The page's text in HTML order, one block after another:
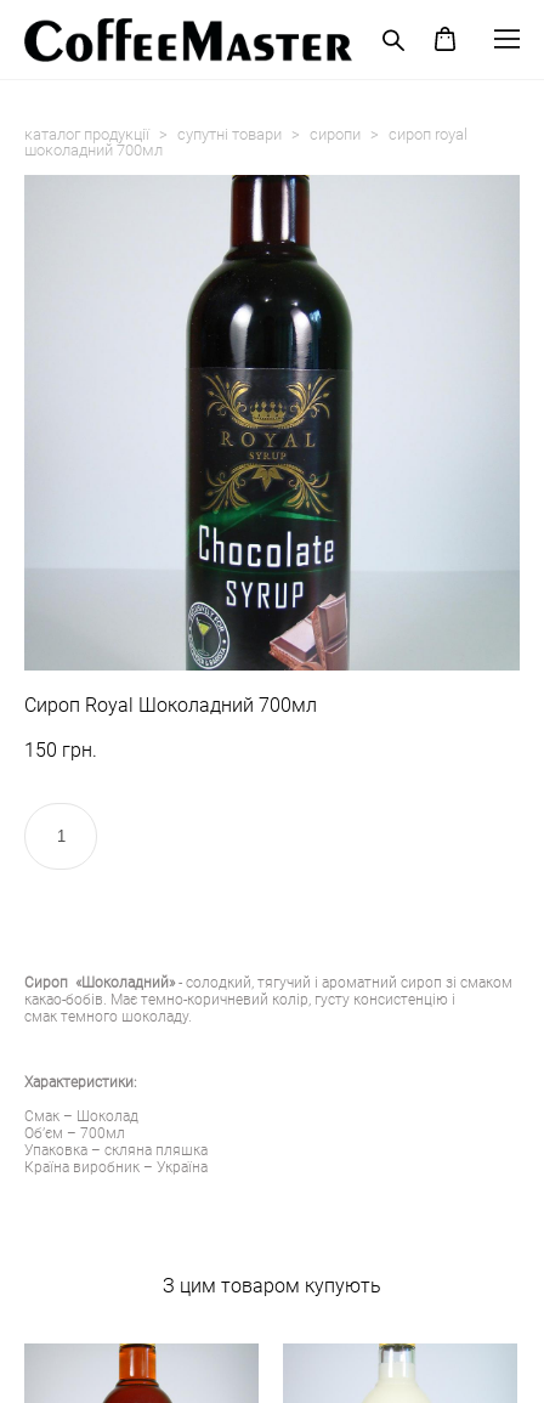
каталог продукції > супутні товари > cиропи > сироп royal
шоколадний 700мл
Сироп Royal Шоколадний 700мл
150 грн.
Сироп «Шоколадний»- солодкий, тягучий і ароматний сироп зі смаком
какао-бобів. Має темно-коричневий колір, густу консистенцію і
смак темного шоколаду.
Характеристики:
Смак – Шоколад
Об’єм – 700мл
Упаковка – скляна пляшка
Країна виробник – Україна
З цим товаром купують